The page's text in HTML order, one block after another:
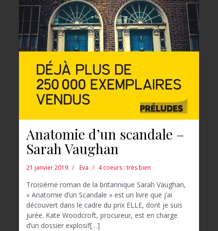
Anatomie d’un scandale –
Sarah Vaughan
21 janvier 2019 Eva 4 coeurs : très bien
Troisième roman de la britannique Sarah Vaughan,
« Anatomie d’un Scandale » est un livre que j’ai
découvert dans le cadre du prix ELLE, dont je suis
jurée. Kate Woodcroft, procureur, est en charge
d’un dossier explosif[…]